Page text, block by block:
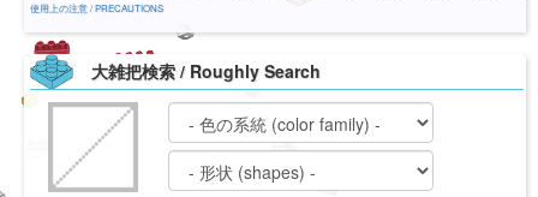
使用上の注意 / PRECAUTIONS
大雑把検索 / Roughly Search